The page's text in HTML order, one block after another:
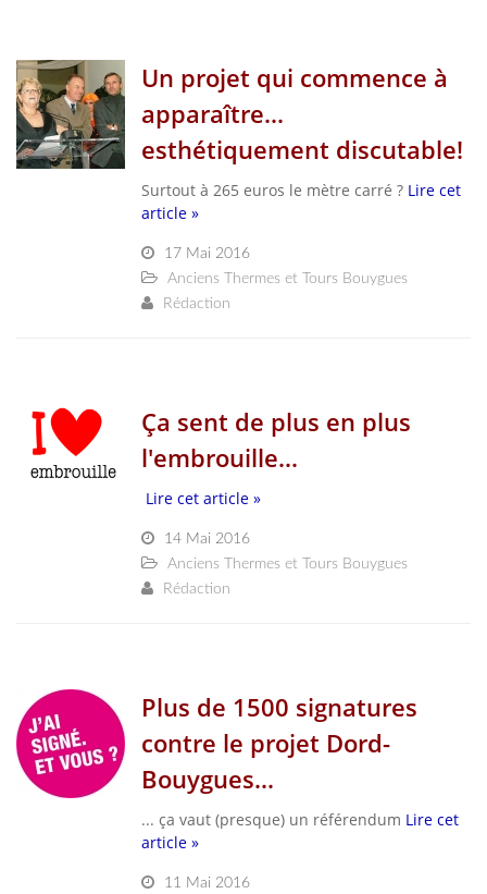
Un projet qui commence à
apparaître...
esthétiquement discutable!
Surtout à 265 euros le mètre carré ? Lire cet
article »
17 Mai 2016
Anciens Thermes et Tours Bouygues
Rédaction
Ça sent de plus en plus
l'embrouille...
Lire cet article »
14 Mai 2016
Anciens Thermes et Tours Bouygues
Rédaction
Plus de 1500 signatures
contre le projet Dord-
Bouygues...
... ça vaut (presque) un référendum Lire cet
article »
11 Mai 2016